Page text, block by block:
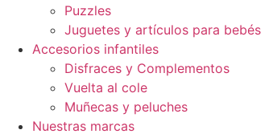
Puzzles
Juguetes y artículos para bebés
Accesorios infantiles
Disfraces y Complementos
Vuelta al cole
Muñecas y peluches
Nuestras marcas